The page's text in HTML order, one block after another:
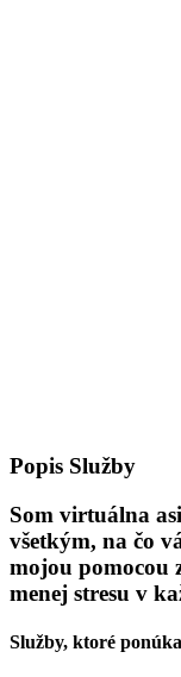
Popis Služby
Som virtuálna
všetkým, na čo
mojou pomocou
menej stresu v
Služby, ktoré